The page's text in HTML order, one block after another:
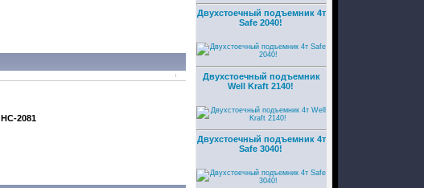
HC-2081
Двухстоечный подъемник 4т
Safe 2040!
Двухстоечный подъемник
Well Kraft 2140!
Двухстоечный подъемник 4т
Safe 3040!